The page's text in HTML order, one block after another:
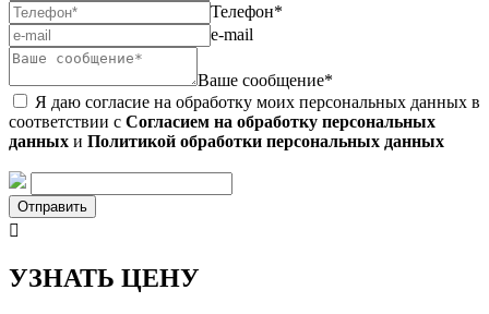
Телефон*
e-mail
Ваше сообщение*
Я даю согласие на обработку моих персональных данных в
соответствии с Согласием на обработку персональных
данных и Политикой обработки персональных данных
Отправить

УЗНАТЬ ЦЕНУ